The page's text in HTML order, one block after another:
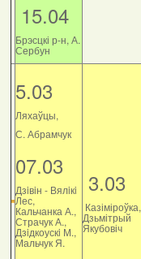
15.04
Брэсцкі р-н, А.
Сербун
5.03
Ляхаўцы,
С. Абрамчук
07.03
Дзiвiн - Вялiкi
Лес,
Кальчанка А.,
Страчук А.,
Дзiдкоускi М.,
Мальчук Я.
3.03
Казіміроўка,
Дзьмітрый
Якубовіч